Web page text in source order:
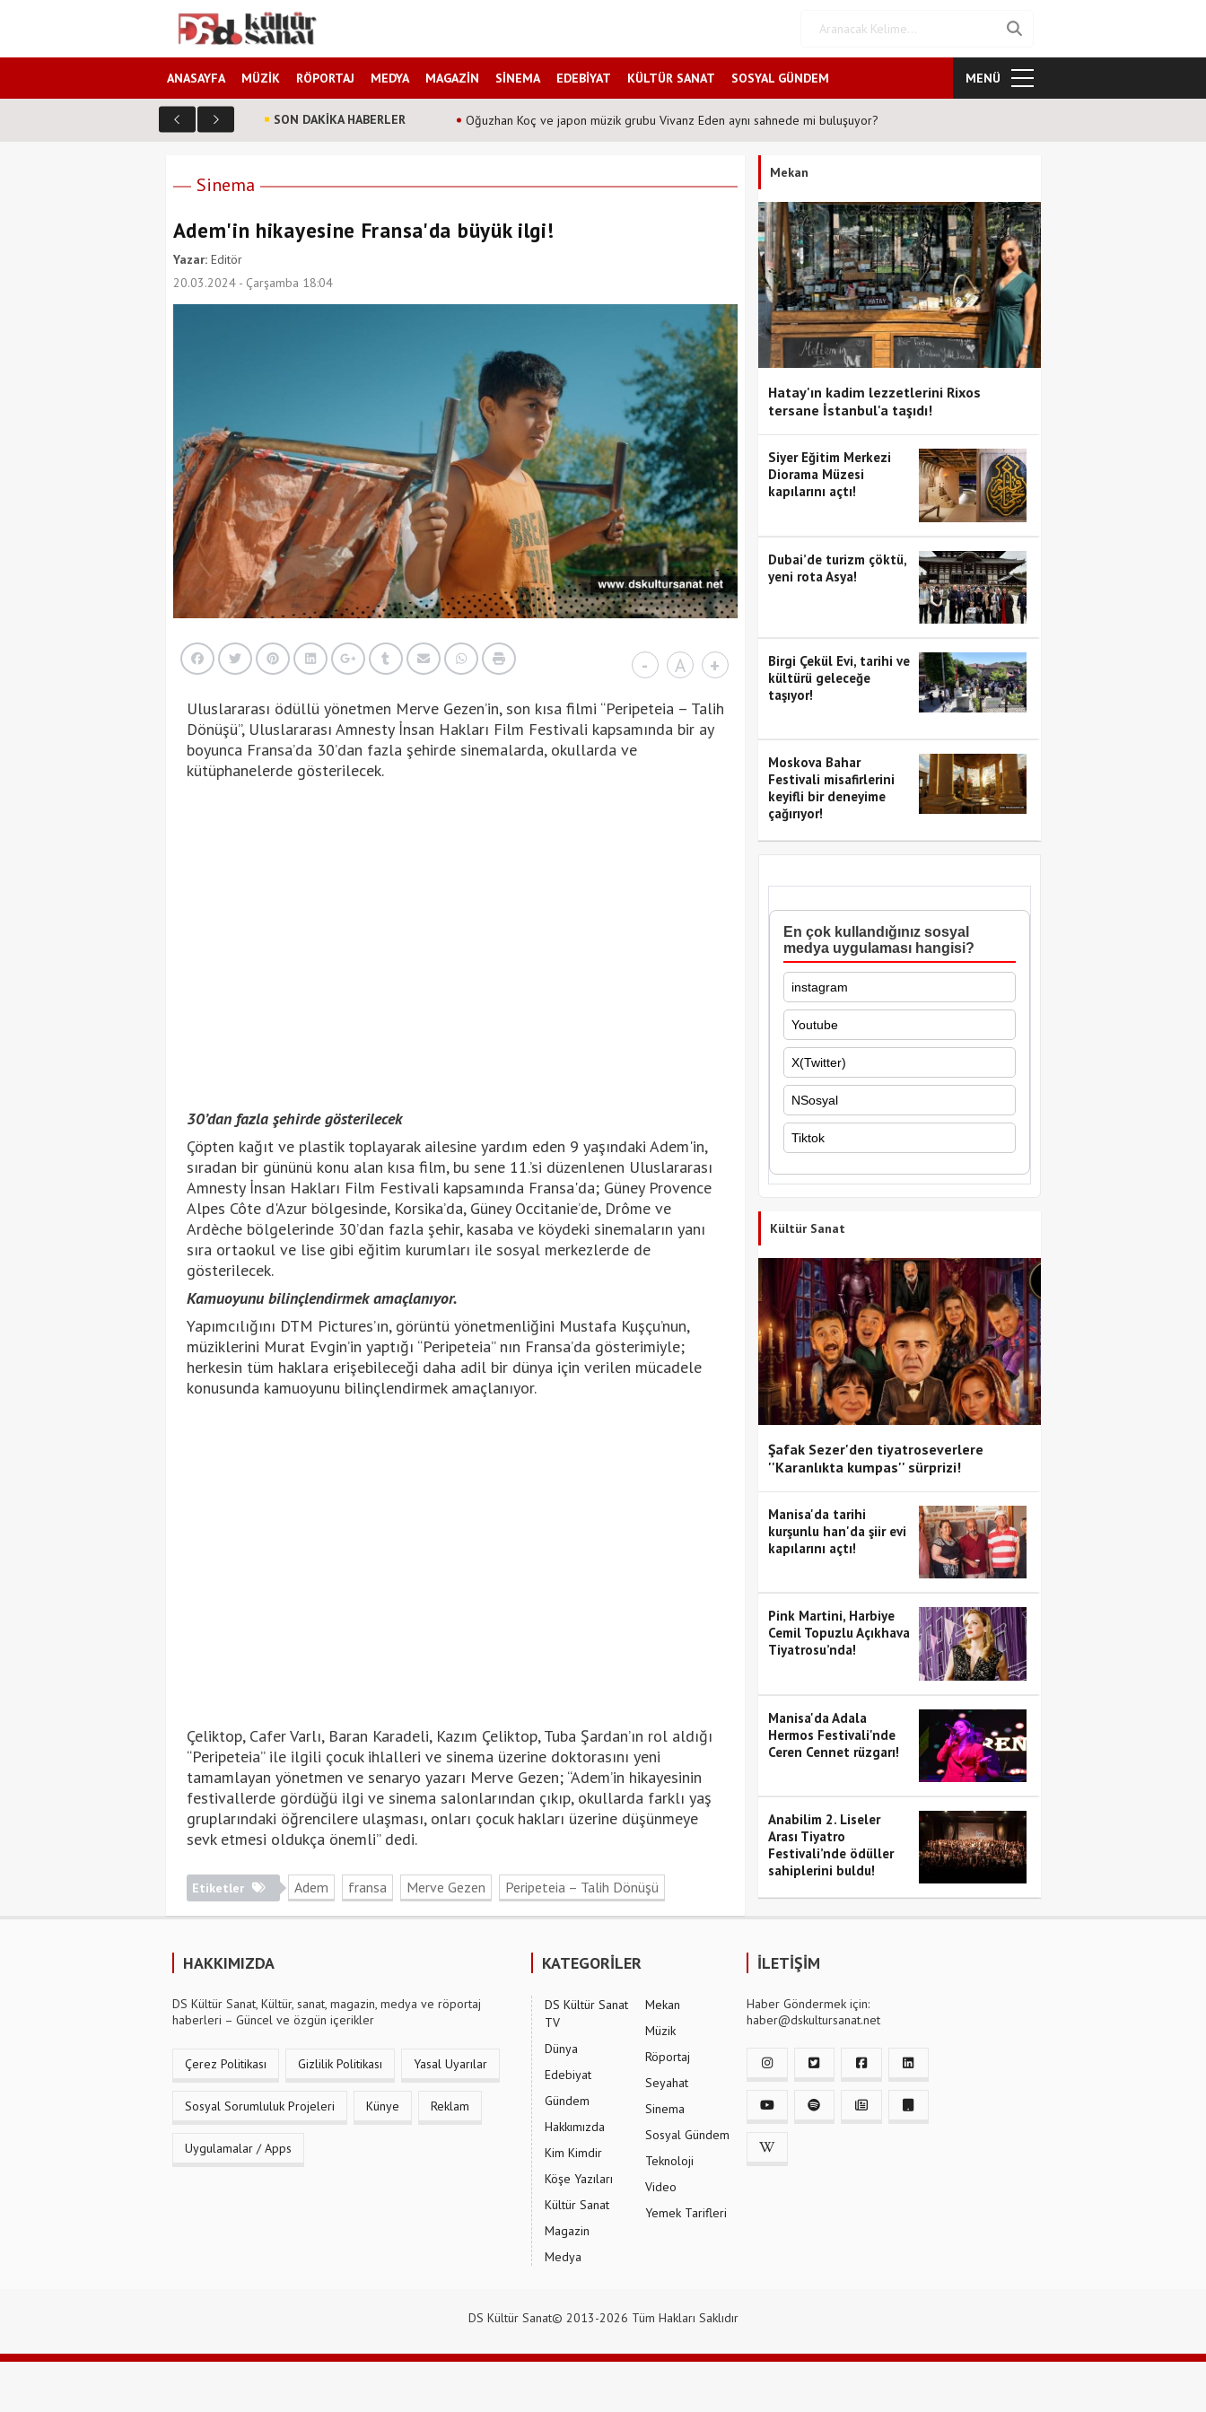
ANASAYFA MÜZİK RÖPORTAJ MEDYA MAGAZİN SİNEMA EDEBİYAT KÜLTÜR SANAT SOSYAL GÜNDEM MENÜ
SON DAKİKA HABERLER
Oğuzhan Koç ve japon müzik grubu Vivanz Eden aynı sahnede mi buluşuyor? Şafak Sezer'den tiyatroseverlere ''Karanlıkta kumpas'' sürprizi!
Sinema
Adem'in hikayesine Fransa'da büyük ilgi!
Yazar:Editör
20.03.2024 - Çarşamba 18:04
- A +
Uluslararası ödüllü yönetmen Merve Gezen’in, son kısa filmi “Peripeteia – Talih
Dönüşü”, Uluslararası Amnesty İnsan Hakları Film Festivali kapsamında bir ay
boyunca Fransa’da 30’dan fazla şehirde sinemalarda, okullarda ve
kütüphanelerde gösterilecek.
30’dan fazla şehirde gösterilecek
Çöpten kağıt ve plastik toplayarak ailesine yardım eden 9 yaşındaki Adem'in,
sıradan bir gününü konu alan kısa film, bu sene 11.’si düzenlenen Uluslararası
Amnesty İnsan Hakları Film Festivali kapsamında Fransa'da; Güney Provence
Alpes Côte d'Azur bölgesinde, Korsika’da, Güney Occitanie’de, Drôme ve
Ardèche bölgelerinde 30’dan fazla şehir, kasaba ve köydeki sinemaların yanı
sıra ortaokul ve lise gibi eğitim kurumları ile sosyal merkezlerde de
gösterilecek.
Kamuoyunu bilinçlendirmek amaçlanıyor.
Yapımcılığını DTM Pictures’ın, görüntü yönetmenliğini Mustafa Kuşçu’nun,
müziklerini Murat Evgin’in yaptığı “Peripeteia” nın Fransa’da gösterimiyle;
herkesin tüm haklara erişebileceği daha adil bir dünya için verilen mücadele
konusunda kamuoyunu bilinçlendirmek amaçlanıyor.
Çeliktop, Cafer Varlı, Baran Karadeli, Kazım Çeliktop, Tuba Şardan’ın rol aldığı
“Peripeteia” ile ilgili çocuk ihlalleri ve sinema üzerine doktorasını yeni
tamamlayan yönetmen ve senaryo yazarı Merve Gezen; “Adem’in hikayesinin
festivallerde gördüğü ilgi ve sinema salonlarından çıkıp, okullarda farklı yaş
gruplarındaki öğrencilere ulaşması, onları çocuk hakları üzerine düşünmeye
sevk etmesi oldukça önemli” dedi.
Etiketler Adem fransa Merve Gezen Peripeteia – Talih Dönüşü
Mekan
Hatay'ın kadim lezzetlerini Rixos
tersane İstanbul'a taşıdı!
Siyer Eğitim Merkezi
Diorama Müzesi
kapılarını açtı!
Dubai’de turizm çöktü,
yeni rota Asya!
Birgi Çekül Evi, tarihi ve
kültürü geleceğe
taşıyor!
Moskova Bahar
Festivali misafirlerini
keyifli bir deneyime
çağırıyor!
En çok kullandığınız sosyal
medya uygulaması hangisi?
instagram
Youtube
X(Twitter)
NSosyal
Tiktok
Kültür Sanat
Şafak Sezer'den tiyatroseverlere
''Karanlıkta kumpas'' sürprizi!
Manisa'da tarihi
kurşunlu han'da şiir evi
kapılarını açtı!
Pink Martini, Harbiye
Cemil Topuzlu Açıkhava
Tiyatrosu’nda!
Manisa'da Adala
Hermos Festivali'nde
Ceren Cennet rüzgarı!
Anabilim 2. Liseler
Arası Tiyatro
Festivali’nde ödüller
sahiplerini buldu!
HAKKIMIZDA
DS Kültür Sanat, Kültür, sanat, magazin, medya ve röportaj
haberleri – Güncel ve özgün içerikler
Çerez Politikası Gizlilik Politikası Yasal Uyarılar
Sosyal Sorumluluk Projeleri Künye Reklam
Uygulamalar / Apps
KATEGORİLER
DS Kültür Sanat
TV
Dünya
Edebiyat
Gündem
Hakkımızda
Kim Kimdir
Köşe Yazıları
Kültür Sanat
Magazin
Medya
Mekan
Müzik
Röportaj
Seyahat
Sinema
Sosyal Gündem
Teknoloji
Video
Yemek Tarifleri
İLETİŞİM
Haber Göndermek için:
haber@dskultursanat.net
DS Kültür Sanat© 2013-2026 Tüm Hakları Saklıdır